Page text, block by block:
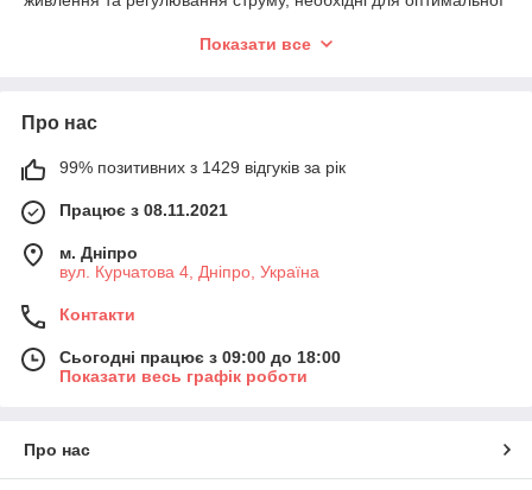
З високопродуктивними характеристиками наші модулі
мінімізуючи споживання. Продукція адаптована до роботи у
відповідаючи потребам сучасного устаткування.
При замовленні від 10 одиниць ціна на перетворювач
напруги та регулятори формується з урахуванням оптової
знижки. Замовлення, оформлені до 16:00 відправляються
щодня.
Показати все
Про нас
99% позитивних з 1429 відгуків за рік
Працює з 08.11.2021
м. Дніпро
вул. Курчатова 4, Дніпро, Україна
Контакти
Сьогодні працює з 09:00 до 18:00
Показати весь графік роботи
Про нас